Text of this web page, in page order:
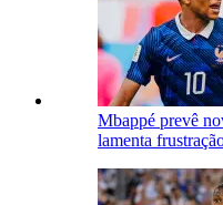
Mbappé prevê
lamenta